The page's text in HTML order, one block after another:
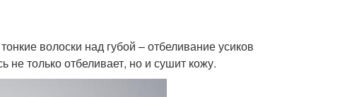
волоски над губой – отбеливание усиков
только отбеливает, но и сушит кожу.